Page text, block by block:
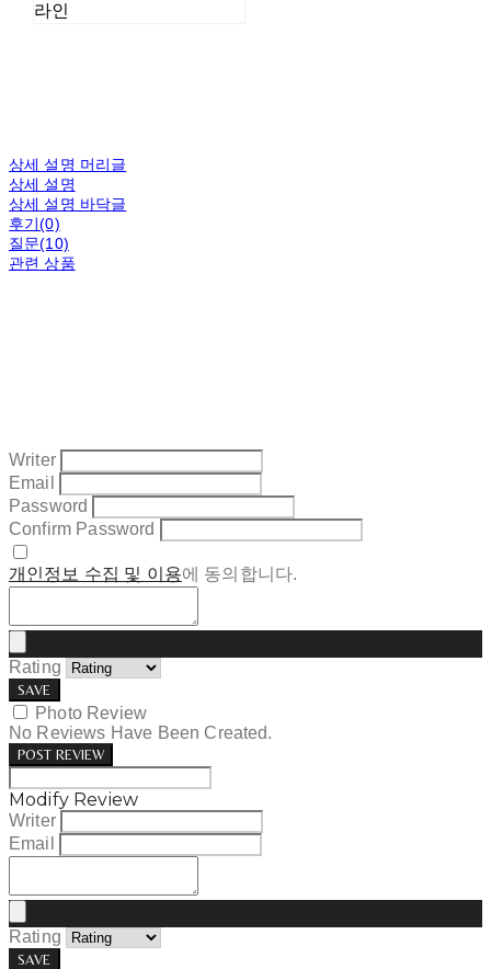
라인
상세 설명 머리글
상세 설명
상세 설명 바닥글
후기(0)
질문(10)
관련 상품
Writer
Email
Password
Confirm Password
개인정보 수집 및 이용에 동의합니다.
Rating
SAVE
Photo Review
No Reviews Have Been Created.
POST REVIEW
Modify Review
Writer
Email
Rating
SAVE